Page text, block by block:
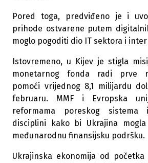
Pored toga, predviđeno je i
prihode ostvarene putem
moglo pogoditi dio IT sektora i
Istovremeno, u Kijev je stigla
monetarnog fonda radi prve
pomoći vrijednog 8,1 milijardu
februaru. MMF i Evropska
reformama poreskog
disciplini kako bi Ukrajina
međunarodnu finansijsku podršku.
Ukrajinska ekonomija od